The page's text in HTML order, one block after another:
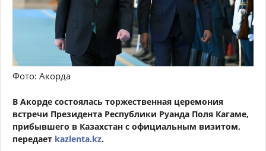
Фото: Акорда
В Акорде состоялась торжественная церемония
встречи Президента Республики Руанда Поля Кагаме,
прибывшего в Казахстан с официальным визитом,
передает kazlenta.kz.